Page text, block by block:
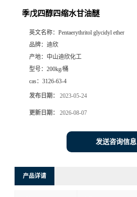
厅
方
季戊四醇四缩水甘油醚
英文名称： Pentaerythritol glycidyl ether
品牌： 迪欣
产地： 中山迪欣化工
型号： 200kg/桶
cas： 3126-63-4
发布日期： 2023-05-24
更新日期： 2026-08-07
发送咨询信息
产品详请